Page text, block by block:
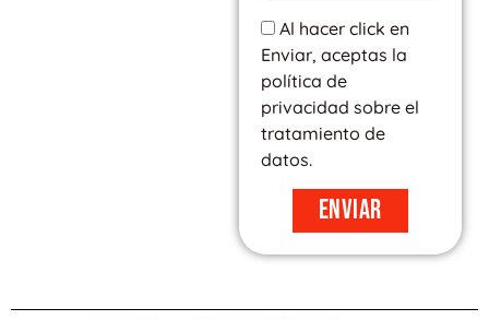
Al hacer click en
Enviar, aceptas la
política de
privacidad sobre el
tratamiento de
datos.
Enviar